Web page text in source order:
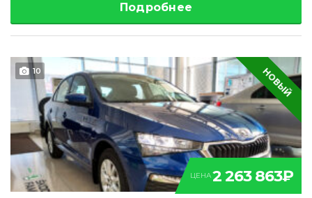
Подробнее
10 НОВЫЙ
ЦЕНА2 263 863₽